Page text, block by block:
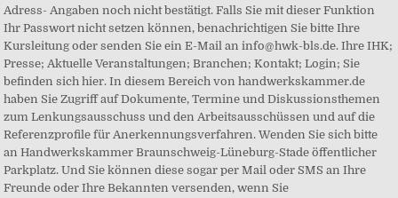
Adress- Angaben noch nicht bestätigt. Falls Sie mit dieser Funktion
Ihr Passwort nicht setzen können, benachrichtigen Sie bitte Ihre
Kursleitung oder senden Sie ein E-Mail an info@hwk-bls.de. Ihre IHK;
Presse; Aktuelle Veranstaltungen; Branchen; Kontakt; Login; Sie
befinden sich hier. In diesem Bereich von handwerkskammer.de
haben Sie Zugriff auf Dokumente, Termine und Diskussionsthemen
zum Lenkungsausschuss und den Arbeitsausschüssen und auf die
Referenzprofile für Anerkennungsverfahren. Wenden Sie sich bitte
an Handwerkskammer Braunschweig-Lüneburg-Stade öffentlicher
Parkplatz. Und Sie können diese sogar per Mail oder SMS an Ihre
Freunde oder Ihre Bekannten versenden, wenn Sie